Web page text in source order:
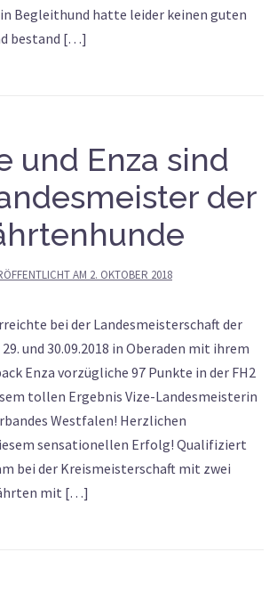
Begleithund hatte leider keinen guten
bestand […]
und Enza sind
der
AM 2. OKTOBER 2018
bei der Landesmeisterschaft der
und 30.09.2018 in Oberaden mit ihrem
Enza vorzügliche 97 Punkte in der FH2
tollen Ergebnis Vize-Landesmeisterin
Westfalen! Herzlichen
sensationellen Erfolg! Qualifiziert
bei der Kreismeisterschaft mit zwei
mit […]